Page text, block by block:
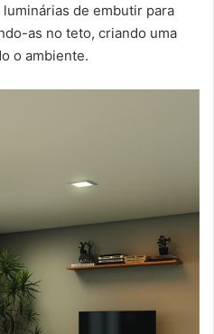
de embutir para
as no teto, criando uma
o ambiente.